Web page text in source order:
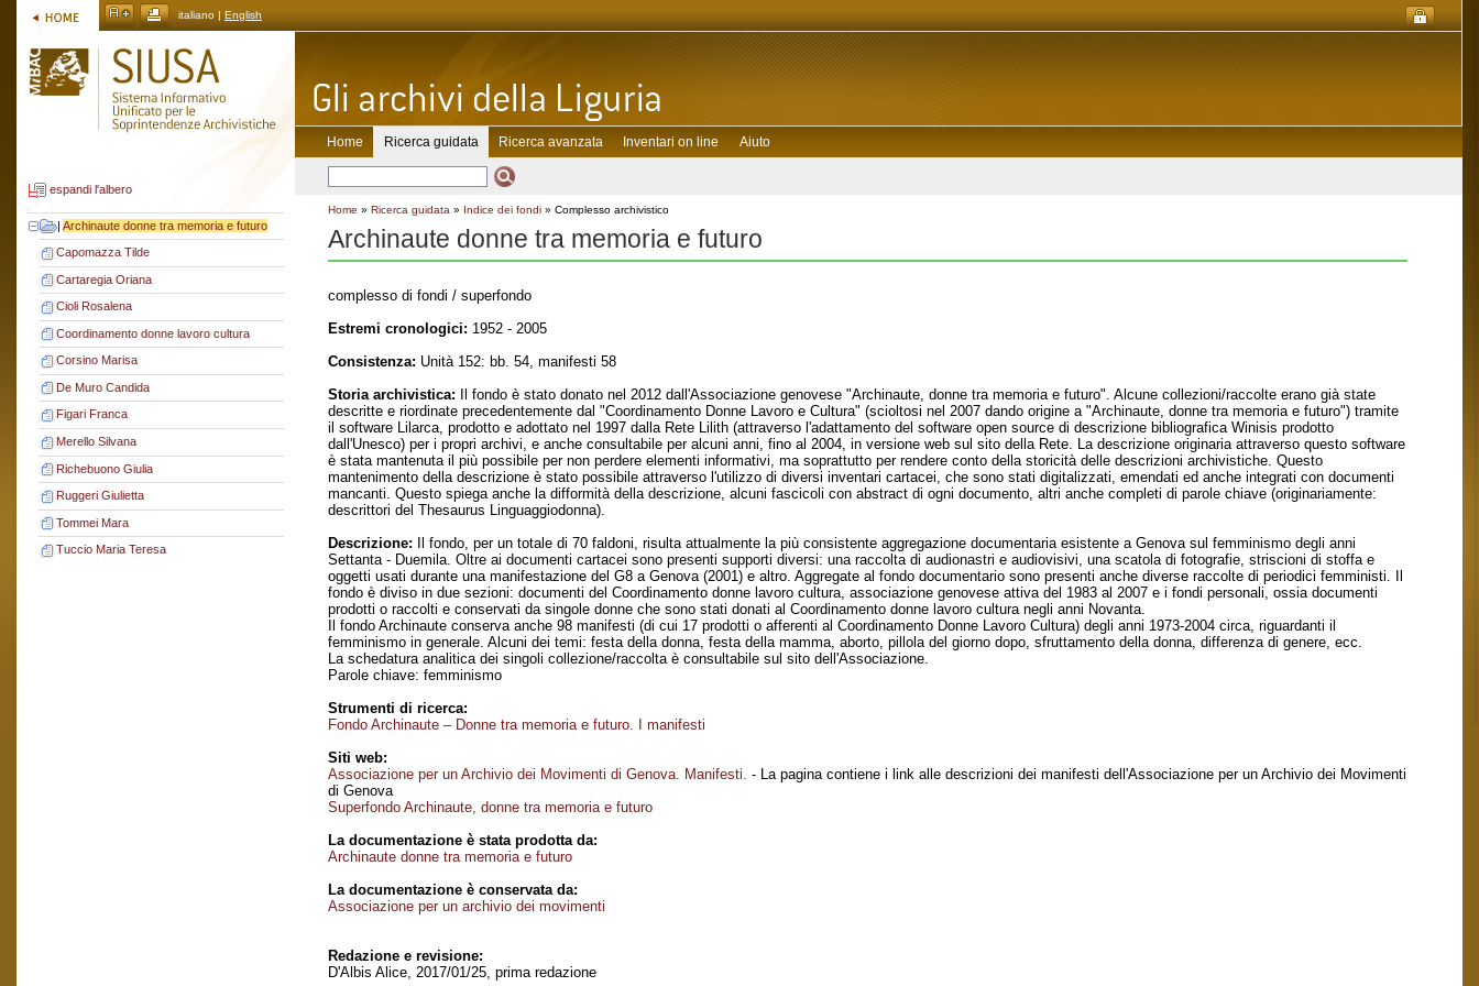
italiano | English
espandi l'albero
| Archinaute donne tra memoria e futuro
Capomazza Tilde
Cartaregia Oriana
Cioli Rosalena
Coordinamento donne lavoro cultura
Corsino Marisa
De Muro Candida
Figari Franca
Merello Silvana
Richebuono Giulia
Ruggeri Giulietta
Tommei Mara
Tuccio Maria Teresa
Home Ricerca guidata Ricerca avanzata Inventari on line Aiuto
Home » Ricerca guidata » Indice dei fondi » Complesso archivistico
Archinaute donne tra memoria e futuro
complesso di fondi / superfondo
Estremi cronologici: 1952 - 2005
Consistenza: Unità 152: bb. 54, manifesti 58
Storia archivistica: Il fondo è stato donato nel 2012 dall'Associazione genovese "Archinaute, donne tra memoria e futuro". Alcune collezioni/raccolte erano già state
descritte e riordinate precedentemente dal "Coordinamento Donne Lavoro e Cultura" (scioltosi nel 2007 dando origine a "Archinaute, donne tra memoria e futuro") tramite
il software Lilarca, prodotto e adottato nel 1997 dalla Rete Lilith (attraverso l'adattamento del software open source di descrizione bibliografica Winisis prodotto
dall'Unesco) per i propri archivi, e anche consultabile per alcuni anni, fino al 2004, in versione web sul sito della Rete. La descrizione originaria attraverso questo software
è stata mantenuta il più possibile per non perdere elementi informativi, ma soprattutto per rendere conto della storicità delle descrizioni archivistiche. Questo
mantenimento della descrizione è stato possibile attraverso l'utilizzo di diversi inventari cartacei, che sono stati digitalizzati, emendati ed anche integrati con documenti
mancanti. Questo spiega anche la difformità della descrizione, alcuni fascicoli con abstract di ogni documento, altri anche completi di parole chiave (originariamente:
descrittori del Thesaurus Linguaggiodonna).
Descrizione: Il fondo, per un totale di 70 faldoni, risulta attualmente la più consistente aggregazione documentaria esistente a Genova sul femminismo degli anni
Settanta - Duemila. Oltre ai documenti cartacei sono presenti supporti diversi: una raccolta di audionastri e audiovisivi, una scatola di fotografie, striscioni di stoffa e
oggetti usati durante una manifestazione del G8 a Genova (2001) e altro. Aggregate al fondo documentario sono presenti anche diverse raccolte di periodici femministi. Il
fondo è diviso in due sezioni: documenti del Coordinamento donne lavoro cultura, associazione genovese attiva del 1983 al 2007 e i fondi personali, ossia documenti
prodotti o raccolti e conservati da singole donne che sono stati donati al Coordinamento donne lavoro cultura negli anni Novanta.
Il fondo Archinaute conserva anche 98 manifesti (di cui 17 prodotti o afferenti al Coordinamento Donne Lavoro Cultura) degli anni 1973-2004 circa, riguardanti il
femminismo in generale. Alcuni dei temi: festa della donna, festa della mamma, aborto, pillola del giorno dopo, sfruttamento della donna, differenza di genere, ecc.
La schedatura analitica dei singoli collezione/raccolta è consultabile sul sito dell'Associazione.
Parole chiave: femminismo
Strumenti di ricerca:
Fondo Archinaute – Donne tra memoria e futuro. I manifesti
Siti web:
Associazione per un Archivio dei Movimenti di Genova. Manifesti. - La pagina contiene i link alle descrizioni dei manifesti dell'Associazione per un Archivio dei Movimenti
di Genova
Superfondo Archinaute, donne tra memoria e futuro
La documentazione è stata prodotta da:
Archinaute donne tra memoria e futuro
La documentazione è conservata da:
Associazione per un archivio dei movimenti
Redazione e revisione:
D'Albis Alice, 2017/01/25, prima redazione